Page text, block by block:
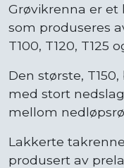
Grøvikrenna er
som produseres
T100, T120, T125
Den største,
med stort
mellom
Lakkerte
produsert av